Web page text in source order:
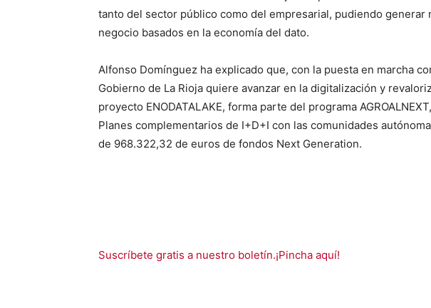
tanto del sector público como del empresarial, pudiendo generar
negocio basados en la economía del dato.
Alfonso Domínguez ha explicado que, con la puesta en marcha
Gobierno de La Rioja quiere avanzar en la digitalización y
proyecto ENODATALAKE, forma parte del programa
Planes complementarios de I+D+I con las comunidades
de 968.322,32 de euros de fondos Next Generation.
Suscríbete gratis a nuestro boletín.¡Pincha aquí!